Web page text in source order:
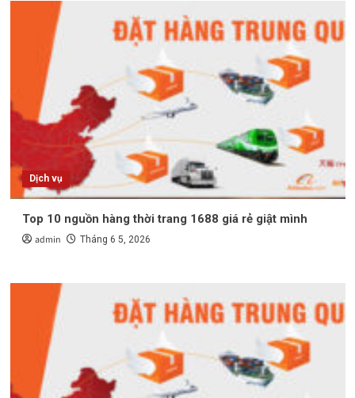
Dịch vụ
Top 10 nguồn hàng thời trang 1688 giá rẻ giật mình
admin Tháng 6 5, 2026